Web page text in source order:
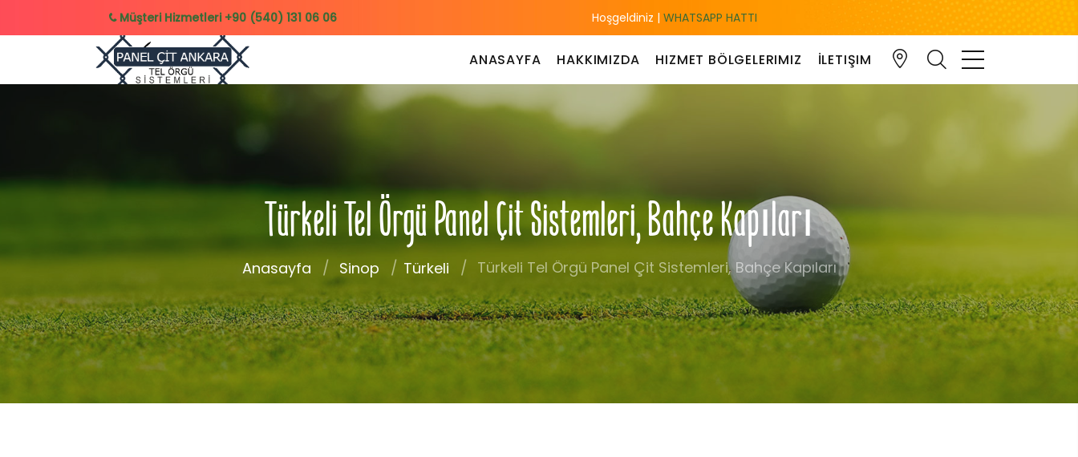
Müşteri Hizmetleri +90 (540) 131 06 06 Hoşgeldiniz | WHATSAPP HATTI
ANASAYFA HAKKIMIZDA HIZMET BÖLGELERIMIZ İLETIŞIM
Türkeli Tel Örgü Panel Çit Sistemleri, Bahçe Kapıları
Anasayfa Sinop Türkeli Türkeli Tel Örgü Panel Çit Sistemleri, Bahçe Kapıları